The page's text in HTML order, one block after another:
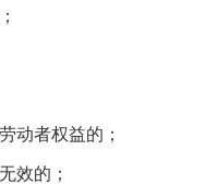
动者权益的；
效的；